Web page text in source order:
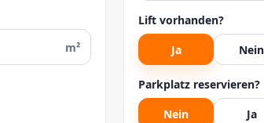
m²
Lift vorhanden?
Ja
Nein
Parkplatz reservieren?
Nein
Ja